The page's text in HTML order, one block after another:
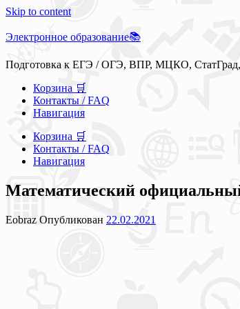
Skip to content
Электронное образование📚
Подготовка к ЕГЭ / ОГЭ, ВПР, МЦКО,
Корзина 🛒
Контакты / FAQ
Навигация
Корзина 🛒
Контакты / FAQ
Навигация
Математический
Eobraz Опубликован 22.02.2021